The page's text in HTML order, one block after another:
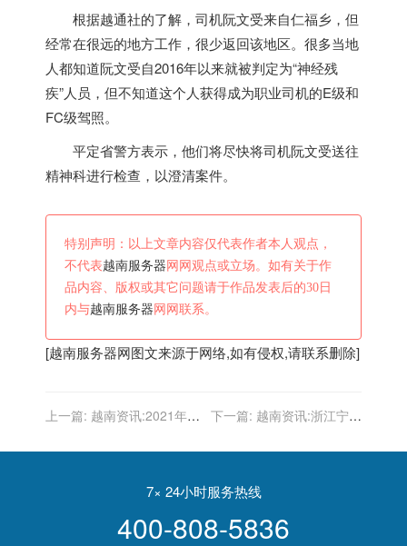
根据越通社的了解，司机阮文受来自仁福乡，但
经常在很远的地方工作，很少返回该地区。很多当地
人都知道阮文受自2016年以来就被判定为“神经残
疾”人员，但不知道这个人获得成为职业司机的E级和
FC级驾照。
平定省警方表示，他们将尽快将司机阮文受送往
精神科进行检查，以澄清案件。
特别声明：以上文章内容仅代表作者本人观点，
不代表越南服务器 网网观点或立场。如有关于作
品内容、版权或其它问题请于作品发表后的30日
内与越南服务器 网网联系。
[越南服务器网图文来源于网络,如有侵权,请联系删除]
上一篇: 越南资讯:2021年越
下一篇: 越南资讯:浙江宁波
源性较高
7× 24小时服务热线
400-808-5836